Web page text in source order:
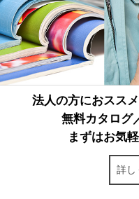
法人の方におスス
無料カタログ
まずはお気
詳し